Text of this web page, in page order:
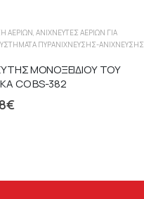
ΑΕΡΊΩΝ ΑΝΙΧΝΕΥΤΈΣ ΑΕΡΊΩΝ ΓΙΑ
ΠΥΡΑΝΊΧΝΕΥΣΗΣ-ΑΝΊΧΝΕΥΣΗΣ
ΜΟΝΟΞΕΙΔΙΟΥ ΤΟΥ
CO BS-382
€